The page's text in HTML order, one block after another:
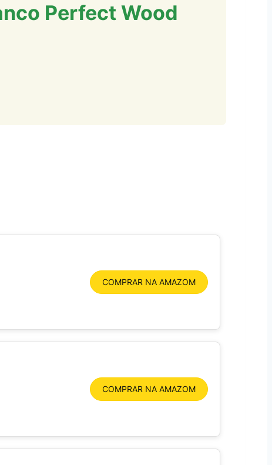
Perfect Wood
COMPRAR NA AMAZOM
COMPRAR NA AMAZOM